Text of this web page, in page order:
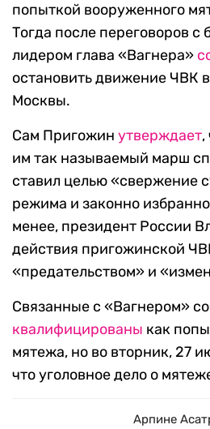
попыткой вооруженного
Тогда после переговоров с
лидером глава «Вагнера»
остановить движение ЧВК
Москвы.
Сам Пригожин утверждает,
им так называемый марш
ставил целью «свержение
режима и законно
менее, президент России
действия пригожинской
«предательством» и
Связанные с «Вагнером»
квалифицированы как
мятежа, но во вторник, 27
что уголовное дело о
Арпине